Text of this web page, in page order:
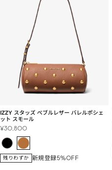
IZZY スタッズ ぺブルレザー バレルポシェ
ット スモール
セ
ル
価
格
¥30,800
残りわずか 新規登録5%OFF